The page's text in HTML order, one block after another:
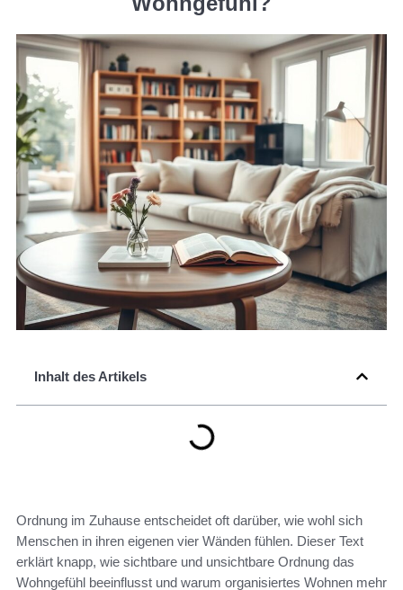
Inhalt des Artikels
Ordnung im Zuhause entscheidet oft darüber, wie wohl sich
Menschen in ihren eigenen vier Wänden fühlen. Dieser Text
erklärt knapp, wie sichtbare und unsichtbare Ordnung das
Wohngefühl beeinflusst und warum organisiertes Wohnen mehr